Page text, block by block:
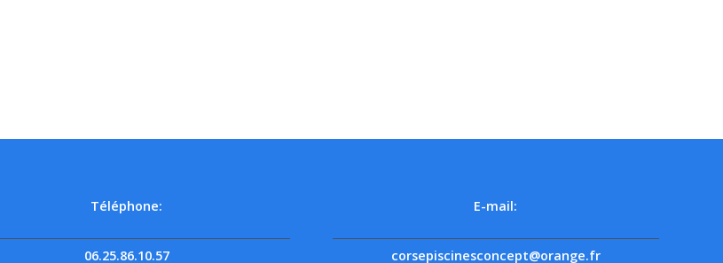
Téléphone:
06.25.86.10.57
E-mail:
corsepiscinesconcept@orange.fr